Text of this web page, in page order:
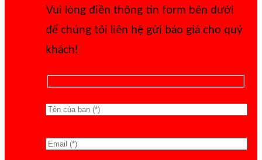
Vui lòng điền thông tin form bên dưới
để chúng tôi liên hệ gửi báo giá cho quý
khách!